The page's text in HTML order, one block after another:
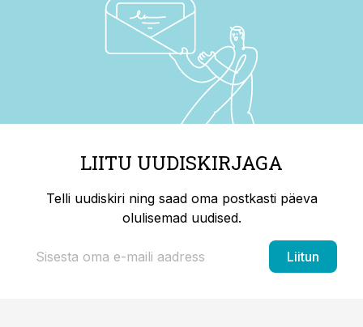
LIITU UUDISKIRJAGA
Telli uudiskiri ning saad oma postkasti päeva
olulisemad uudised.
Liitun